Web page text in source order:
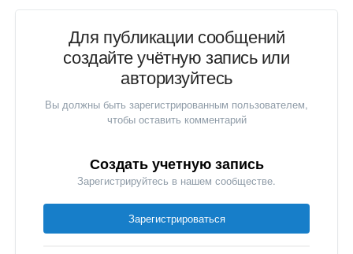
Для публикации сообщений
создайте учётную запись или
авторизуйтесь
Вы должны быть зарегистрированным пользователем,
чтобы оставить комментарий
Создать учетную запись
Зарегистрируйтесь в нашем сообществе.
Зарегистрироваться